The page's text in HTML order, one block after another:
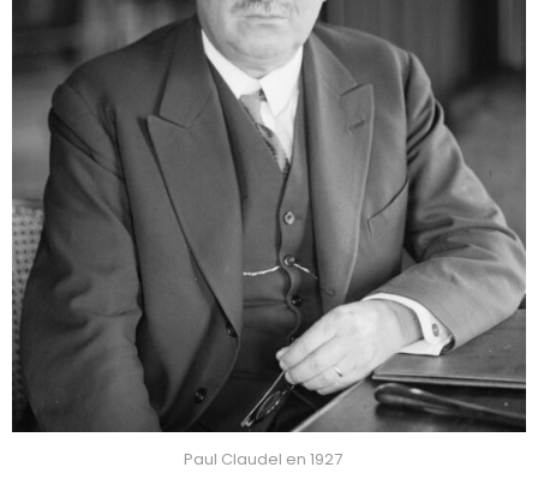
Paul Claudel en 1927